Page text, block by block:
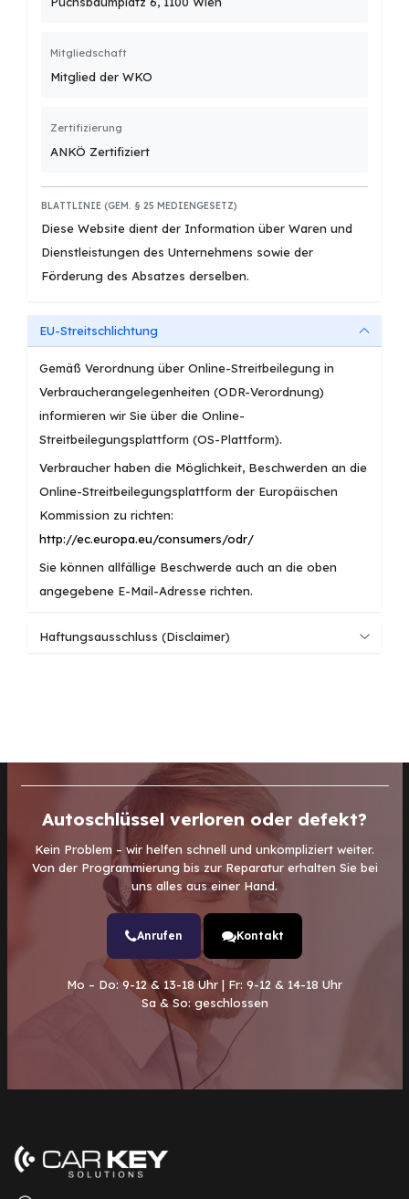
Mitgliedschaft
Mitglied der WKO
Zertifizierung
ANKÖ Zertifiziert
BLATTLINIE (GEM. § 25 MEDIENGESETZ)
Diese Website dient der Information über Waren und
Dienstleistungen des Unternehmens sowie der
Förderung des Absatzes derselben.
EU-Streitschlichtung
Gemäß Verordnung über Online-Streitbeilegung in
Verbraucherangelegenheiten (ODR-Verordnung)
informieren wir Sie über die Online-
Streitbeilegungsplattform (OS-Plattform).
Verbraucher haben die Möglichkeit, Beschwerden an die
Online-Streitbeilegungsplattform der Europäischen
Kommission zu richten:
http://ec.europa.eu/consumers/odr/
Sie können allfällige Beschwerde auch an die oben
angegebene E-Mail-Adresse richten.
Haftungsausschluss (Disclaimer)
Autoschlüssel verloren oder defekt?
Kein Problem – wir helfen schnell und unkompliziert weiter.
Von der Programmierung bis zur Reparatur erhalten Sie bei
uns alles aus einer Hand.
Anrufen Kontakt
Mo – Do: 9-12 & 13-18 Uhr | Fr: 9-12 & 14-18 Uhr
Sa & So: geschlossen